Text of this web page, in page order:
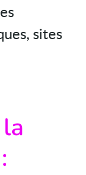
sites